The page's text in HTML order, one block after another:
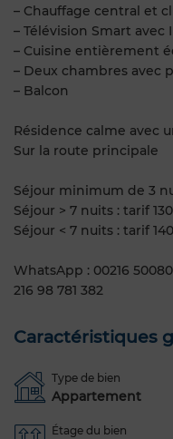
– Chauffage central et
– Télévision Smart
– Cuisine entièrement
– Deux chambres avec
– Balcon
Résidence calme avec
Sur la route principale
Séjour minimum de 3
Séjour > 7 nuits : tarif
Séjour < 7 nuits : tarif
WhatsApp : 00216
216 98 781 382
Caractéristiques
Type de bien
Appartement
Étage du bien